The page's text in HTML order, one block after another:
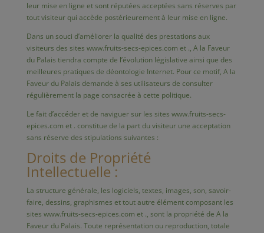
leur mise en ligne et sont réputées acceptées sans réserves par
tout visiteur qui accède postérieurement à leur mise en ligne.
Dans un souci d’améliorer la qualité des prestations aux
visiteurs des sites www.fruits-secs-epices.com et ., A la Faveur
du Palais tiendra compte de l’évolution législative ainsi que des
meilleures pratiques de déontologie Internet. Pour ce motif, A la
Faveur du Palais demande à ses utilisateurs de consulter
régulièrement la page consacrée à cette politique.
Le fait d’accéder et de naviguer sur les sites www.fruits-secs-
epices.com et . constitue de la part du visiteur une acceptation
sans réserve des stipulations suivantes :
Droits de Propriété
Intellectuelle :
La structure générale, les logiciels, textes, images, son, savoir-
faire, dessins, graphismes et tout autre élément composant les
sites www.fruits-secs-epices.com et ., sont la propriété de A la
Faveur du Palais. Toute représentation ou reproduction, totale